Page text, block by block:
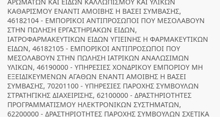
ΚΑΘΑΡΙΣΜΟΥ ΕΝΑΝΤΙ ΑΜΟΙΒΗΣ Η ΒΑΣΕΙ ΣΥΜΒΑΣΗΣ,
46182104 - ΕΜΠΟΡΙΚΟΙ ΑΝΤΙΠΡΟΣΩΠΟΙ ΠΟΥ ΜΕΣΟΛΑΒΟΥΝ
ΣΤΗΝ ΠΩΛΗΣΗ ΕΡΓΑΣΤΗΡΙΑΚΩΝ ΕΙΔΩΝ,
ΙΑΤΡΟΦΑΡΜΑΚΕΥΤΙΚΩΝ ΕΙΔΩΝ ΥΓΙΕΙΝΗΣ Η ΦΑΡΜΑΚΕΥΤΙΚΩΝ
ΕΙΔΩΝ, 46182105 - ΕΜΠΟΡΙΚΟΙ ΑΝΤΙΠΡΟΣΩΠΟΙ ΠΟΥ
ΜΕΣΟΛΑΒΟΥΝ ΣΤΗΝ ΠΩΛΗΣΗ ΙΑΤΡΙΚΩΝ ΑΝΑΛΩΣΙΜΩΝ
ΥΛΙΚΩΝ, 46190000 - ΥΠΗΡΕΣΙΕΣ ΧΟΝΔΡΙΚΟΥ ΕΜΠΟΡΙΟΥ ΜΗ
ΕΞΕΙΔΙΚΕΥΜΕΝΩΝ ΑΓΑΘΩΝ ΕΝΑΝΤΙ ΑΜΟΙΒΗΣ Η ΒΑΣΕΙ
ΣΥΜΒΑΣΗΣ, 70201100 - ΥΠΗΡΕΣΙΕΣ ΠΑΡΟΧΗΣ ΣΥΜΒΟΥΛΩΝ
ΣΤΡΑΤΗΓΙΚΗΣ ΔΙΑΧΕΙΡΙΣΗΣ, 62100000 - ΔΡΑΣΤΗΡΙΟΤΗΤΕΣ
ΠΡΟΓΡΑΜΜΑΤΙΣΜΟΥ ΗΛΕΚΤΡΟΝΙΚΩΝ ΣΥΣΤΗΜΑΤΩΝ,
62200000 - ΔΡΑΣΤΗΡΙΟΤΗΤΕΣ ΠΑΡΟΧΗΣ ΣΥΜΒΟΥΛΩΝ ΣΧΕΤΙΚΑ